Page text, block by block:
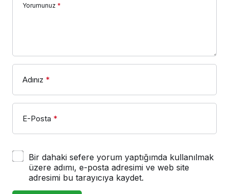
Yorumunuz *
Adınız *
E-Posta *
Bir dahaki sefere yorum yaptığımda kullanılmak
üzere adımı, e-posta adresimi ve web site
adresimi bu tarayıcıya kaydet.